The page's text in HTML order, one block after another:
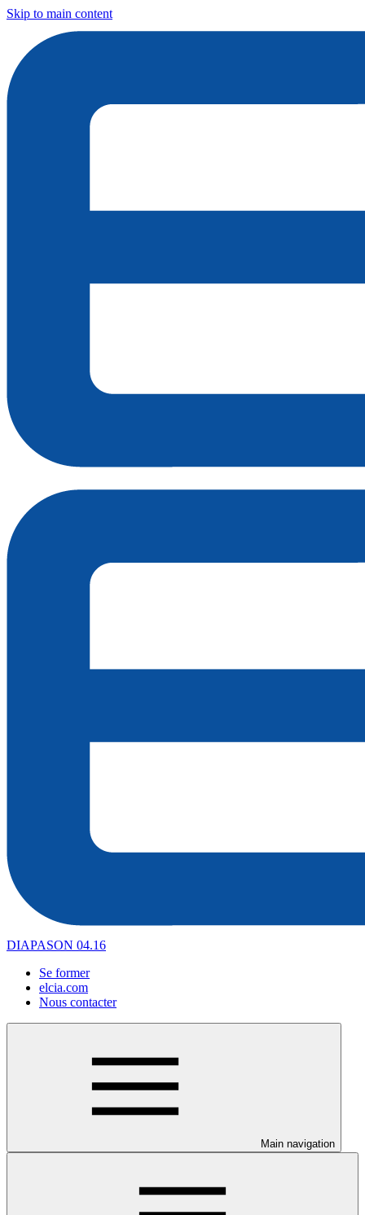
Skip to main content
DIAPASON 04.16
Se former
elcia.com
Nous contacter
Main navigation